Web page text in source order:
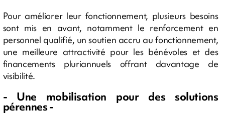
Pour améliorer leur fonctionnement, plusieurs besoins
sont mis en avant, notamment le renforcement en
personnel qualifié, un soutien accru au fonctionnement,
une meilleure attractivité pour les bénévoles et des
financements pluriannuels offrant davantage de
visibilité.
- Une mobilisation pour des solutions
pérennes -